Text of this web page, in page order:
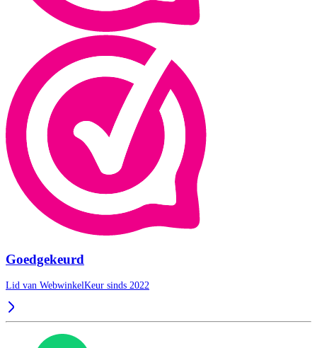
Goedgekeurd
Lid van WebwinkelKeur sinds 2022